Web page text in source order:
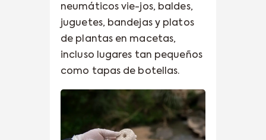
neumáticos vie-jos, baldes,
juguetes, bandejas y platos
de plantas en macetas,
incluso lugares tan pequeños
como tapas de botellas.